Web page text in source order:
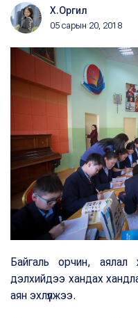
Х.Оргил
05 сарын 20, 2018
Байгаль орчин, аялал
дэлхийдээ хандах
аян эхлүүлжээ.